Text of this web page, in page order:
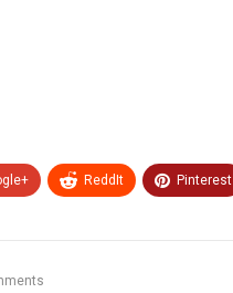
ReddIt Pinterest